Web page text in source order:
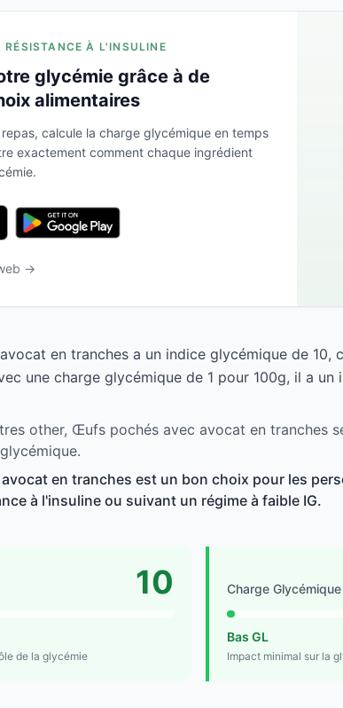
RÉSISTANCE À L'INSULINE
glycémie grâce à de
alimentaires
calcule la charge glycémique en temps
exactement comment chaque ingrédient
→
en tranches a un indice glycémique de 10,
une charge glycémique de 1 pour 100g, il a un
other, Œufs pochés avec avocat en tranches
en tranches est un bon choix pour les
à l'insuline ou suivant un régime à faible IG.
10
de la glycémie
Charge Glycémique
Bas GL
Impact minimal sur la